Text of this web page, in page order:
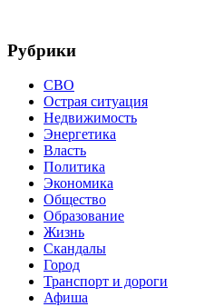
Рубрики
СВО
Острая ситуация
Недвижимость
Энергетика
Власть
Политика
Экономика
Общество
Образование
Жизнь
Скандалы
Город
Транспорт и дороги
Афиша